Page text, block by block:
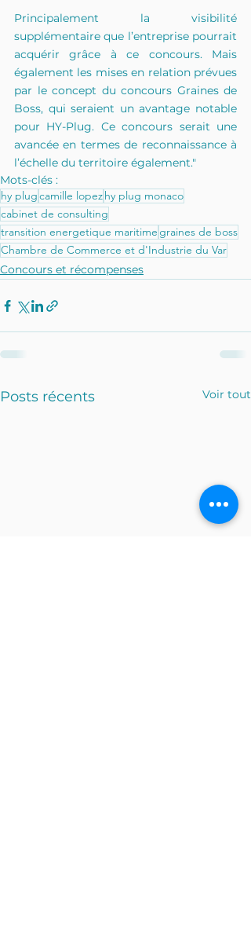
Principalement la visibilité
supplémentaire que l’entreprise pourrait
acquérir grâce à ce concours. Mais
également les mises en relation prévues
par le concept du concours Graines de
Boss, qui seraient un avantage notable
pour HY-Plug. Ce concours serait une
avancée en termes de reconnaissance à
l’échelle du territoire également."
Mots-clés :
hy plugcamille lopezhy plug monaco
cabinet de consulting
transition energetique maritime graines de boss
Chambre de Commerce et d'Industrie du Var
Concours et récompenses
Posts récents Voir tout